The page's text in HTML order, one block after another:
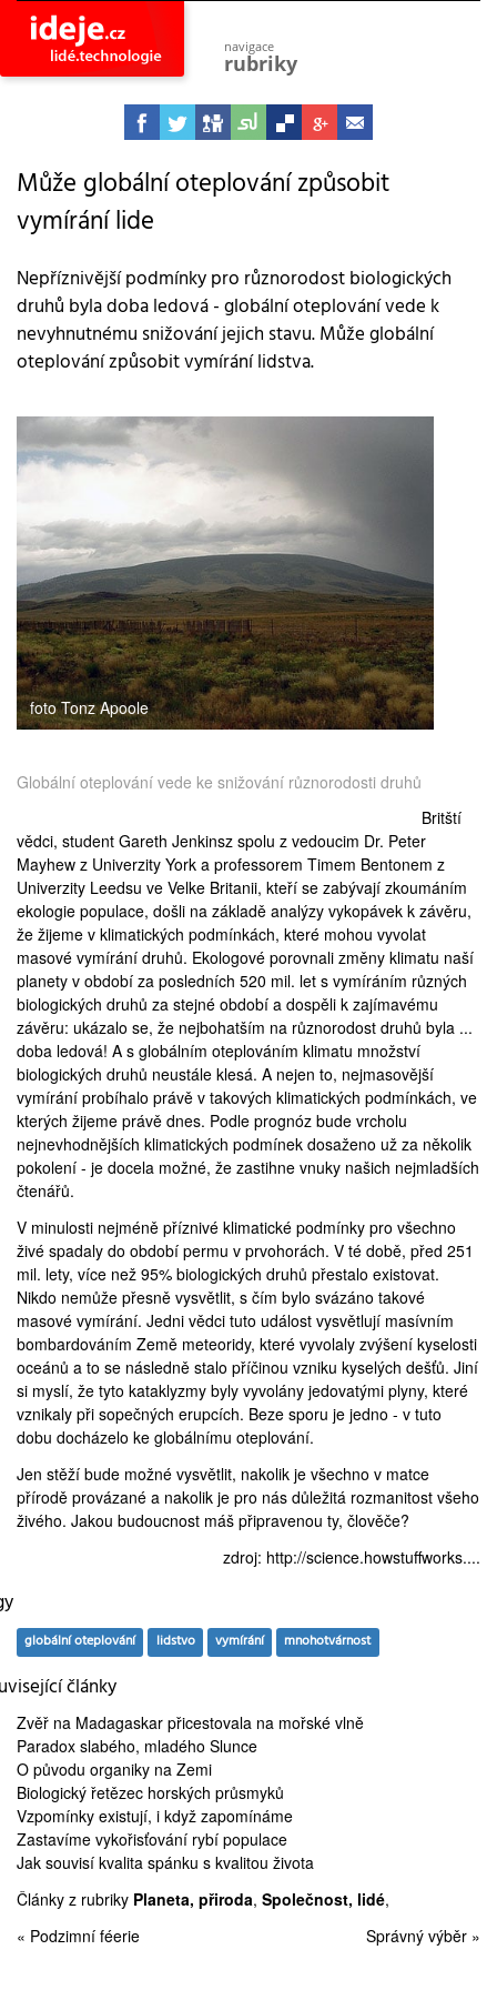
navigace
rubriky
astro
vesmír
projekty
objevy
vynálezy
planeta
přiroda
medicína
Může globální oteplování způsobit
vymírání lide
Nepříznivější podmínky pro různorodost biologických
druhů byla doba ledová - globální oteplování vede k
nevyhnutnému snižování jejich stavu. Může globální
oteplování způsobit vymírání lidstva.
foto Tonz Apoole
Globální oteplování vede ke snižování různorodosti druhů
Britští
vědci, student Gareth Jenkinsz spolu z vedoucim Dr. Peter
Mayhew z Univerzity York a professorem Timem Bentonem z
Univerzity Leedsu ve Velke Britanii, kteří se zabývají zkoumáním
ekologie populace, došli na základě analýzy vykopávek k závěru,
že žijeme v klimatických podmínkách, které mohou vyvolat
masové vymírání druhů. Ekologové porovnali změny klimatu naší
planety v období za posledních 520 mil. let s vymíráním různých
biologických druhů za stejné období a dospěli k zajímavému
závěru: ukázalo se, že nejbohatším na různorodost druhů byla ...
doba ledová! A s globálním oteplováním klimatu množství
biologických druhů neustále klesá. A nejen to, nejmasovější
vymírání probíhalo právě v takových klimatických podmínkách, ve
kterých žijeme právě dnes. Podle prognóz bude vrcholu
nejnevhodnějších klimatických podmínek dosaženo už za několik
pokolení - je docela možné, že zastihne vnuky našich nejmladších
čtenářů.
V minulosti nejméně příznivé klimatické podmínky pro všechno
živé spadaly do období permu v prvohorách. V té době, před 251
mil. lety, více než 95% biologických druhů přestalo existovat.
Nikdo nemůže přesně vysvětlit, s čím bylo svázáno takové
masové vymírání. Jedni vědci tuto událost vysvětlují masívním
bombardováním Země meteoridy, které vyvolaly zvýšení kyselosti
oceánů a to se následně stalo příčinou vzniku kyselých dešťů. Jiní
si myslí, že tyto kataklyzmy byly vyvolány jedovatými plyny, které
vznikaly při sopečných erupcích. Beze sporu je jedno - v tuto
dobu docházelo ke globálnímu oteplování.
Jen stěží bude možné vysvětlit, nakolik je všechno v matce
přírodě provázané a nakolik je pro nás důležitá rozmanitost všeho
živého. Jakou budoucnost máš připravenou ty, člověče?
zdroj: http://science.howstuffworks....
globální oteplování lidstvo vymírání mnohotvárnost
články
Zvěř na Madagaskar přicestovala na mořské vlně
Paradox slabého, mladého Slunce
O původu organiky na Zemi
Biologický řetězec horských průsmyků
Vzpomínky existují, i když zapomínáme
Zastavíme vykořisťování rybí populace
Jak souvisí kvalita spánku s kvalitou života
Články z rubriky Planeta, přiroda, Společnost, lidé,
« Podzimní féerie
Správný výběr »